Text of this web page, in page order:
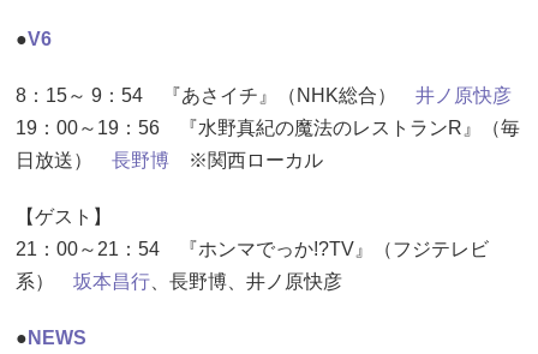
●V6
8：15～ 9：54 『あさイチ』（NHK総合） 井ノ原快彦
19：00～19：56 『水野真紀の魔法のレストランR』（毎
日放送） 長野博 ※関西ローカル
【ゲスト】
21：00～21：54 『ホンマでっか!?TV』（フジテレビ
系） 坂本昌行 、長野博、井ノ原快彦
● NEWS